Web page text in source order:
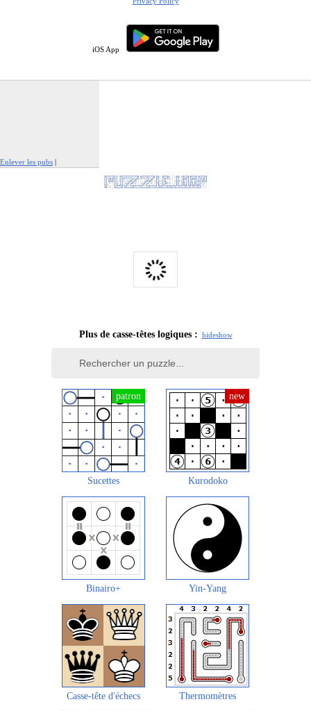
iOS App
Enlever les pubs |
Plus de casse-têtes logiques : hideshow
Sucettes Kurodoko
Binairo+ Yin-Yang
Casse-tête d'échecs Thermomètres